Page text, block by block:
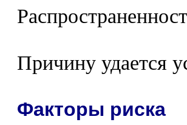
Причину удается
Факторы риска